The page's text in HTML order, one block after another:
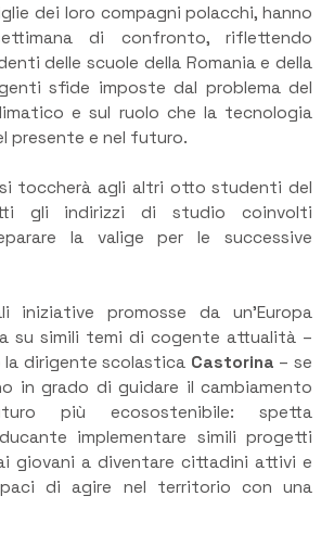
dei loro compagni polacchi, hanno
di confronto, riflettendo
delle scuole della Romania e della
sfide imposte dal problema del
e sul ruolo che la tecnologia
presente e nel futuro.
toccherà agli altri otto studenti del
gli indirizzi di studio coinvolti
la valige per le successive
iniziative promosse da un’Europa
su simili temi di cogente attualità –
dirigente scolastica Castorina – se
in grado di guidare il cambiamento
più ecosostenibile: spetta
implementare simili progetti
giovani a diventare cittadini attivi e
di agire nel territorio con una